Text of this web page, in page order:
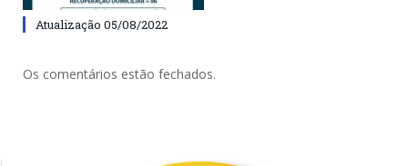
Atualização 05/08/2022
Os comentários estão fechados.